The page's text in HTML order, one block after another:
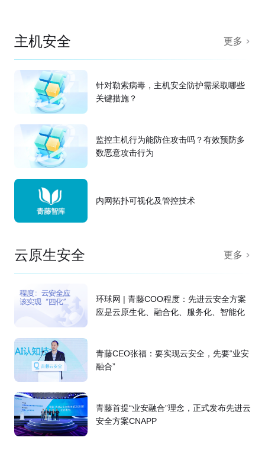
主机安全 更多
针对勒索病毒，主机安全防护需采取哪些
关键措施？
监控主机行为能防住攻击吗？有效预防多
数恶意攻击行为
内网拓扑可视化及管控技术
云原生安全 更多
环球网 | 青藤COO程度：先进云安全方案
应是云原生化、融合化、服务化、智能化
青藤CEO张福：要实现云安全，先要“业安
融合”
青藤首提“业安融合”理念，正式发布先进云
安全方案CNAPP